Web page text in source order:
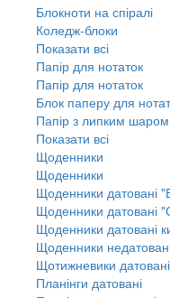
Блокноти на спіралі
Коледж-блоки
Показати всі
Папір для нотаток
Папір для нотаток
Блок паперу для
Папір з липким
Показати всі
Щоденники
Щоденники
Щоденники датовані
Щоденники датовані
Щоденники датовані
Щоденники
Щотижневики
Планінги датовані